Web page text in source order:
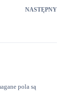
NASTĘPNY
pola są